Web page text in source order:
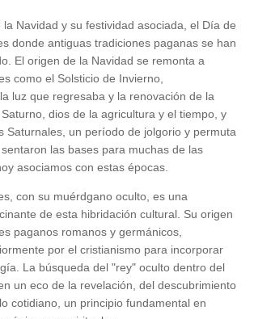
la Navidad y su festividad asociada, el Día de
donde antiguas tradiciones paganas se han
El origen de la Navidad se remonta a
como el Solsticio de Invierno,
luz que regresaba y la renovación de la
dios de la agricultura y el tiempo, y
Saturnales, un período de jolgorio y permuta
las bases para muchas de las
asociamos con estas épocas.
con su muérdgano oculto, es una
de esta hibridación cultural. Su origen
paganos romanos y germánicos,
por el cristianismo para incorporar
La búsqueda del "rey" oculto dentro del
un eco de la revelación, del descubrimiento
cotidiano, un principio fundamental en